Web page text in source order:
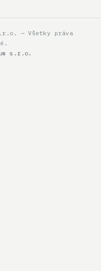
— Všetky práva
s.r.o.